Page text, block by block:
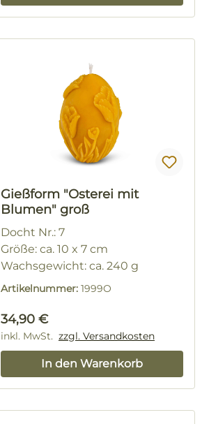
Gießform "Osterei mit
Blumen" groß
Docht Nr.: 7
Größe: ca. 10 x 7 cm
Wachsgewicht: ca. 240 g
Artikelnummer: 1999O
Regulärer Preis:
34,90 €
inkl. MwSt. zzgl. Versandkosten
In den Warenkorb